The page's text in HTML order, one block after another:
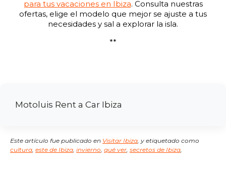
para tus vacaciones en Ibiza. Consulta nuestras
ofertas, elige el modelo que mejor se ajuste a tus
necesidades y sal a explorar la isla.
**
Motoluis Rent a Car Ibiza
Este artículo fue publicado en Visitar Ibiza y etiquetado como
cultura este de Ibiza invierno qué ver secretos de Ibiza